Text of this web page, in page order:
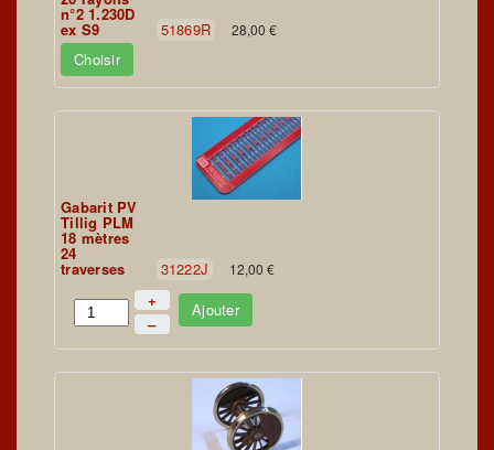
n°2 1.230D
ex S9 51869R 28,00 €
Choisir
Gabarit PV
Tillig PLM
18 mètres
24
traverses 31222J 12,00 €
+
–
Ajouter